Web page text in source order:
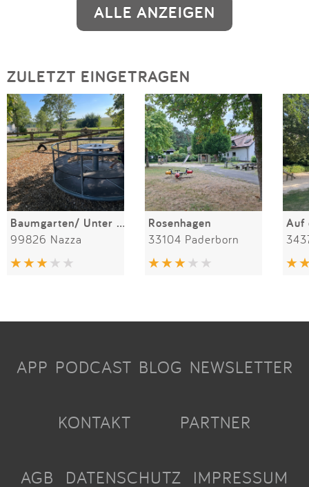
ALLE ANZEIGEN
ZULETZT EINGETRAGEN
Baumgarten/ Unter den Linden
99826 Nazza
Rosenhagen
33104 Paderborn
Auf
APP PODCAST BLOG NEWSLETTER
KONTAKT PARTNER
AGB DATENSCHUTZ IMPRESSUM